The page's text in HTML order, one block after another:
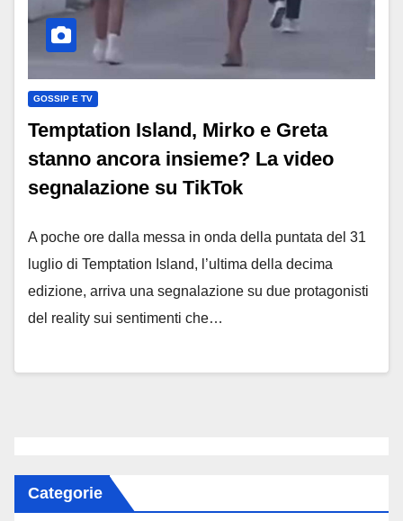
GOSSIP E TV
Temptation Island, Mirko e Greta
stanno ancora insieme? La video
segnalazione su TikTok
A poche ore dalla messa in onda della puntata del 31
luglio di Temptation Island, l’ultima della decima
edizione, arriva una segnalazione su due protagonisti
del reality sui sentimenti che…
Categorie